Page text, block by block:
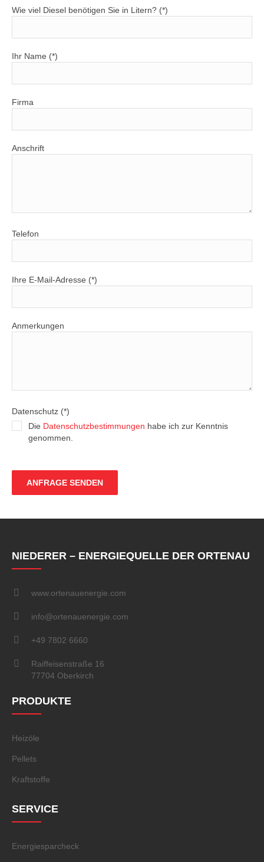
Wie viel Diesel benötigen Sie in Litern? (*)
Ihr Name (*)
Firma
Anschrift
Telefon
Ihre E-Mail-Adresse (*)
Anmerkungen
Datenschutz (*)
Die Datenschutzbestimmungen habe ich zur Kenntnis
genommen.
NIEDERER – ENERGIEQUELLE DER ORTENAU
www.ortenauenergie.com
info@ortenauenergie.com
+49 7802 6660
Raiffeisenstraße 16
77704 Oberkirch
PRODUKTE
Heizöle
Pellets
Kraftstoffe
SERVICE
Energiesparcheck